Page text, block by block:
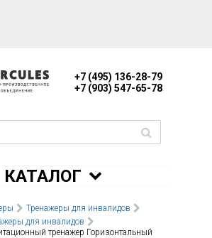
+7 (495) 136-28-79
+7 (903) 547-65-78
КАТАЛОГ
Тренажеры для инвалидов
для инвалидов
тренажер Горизонтальный